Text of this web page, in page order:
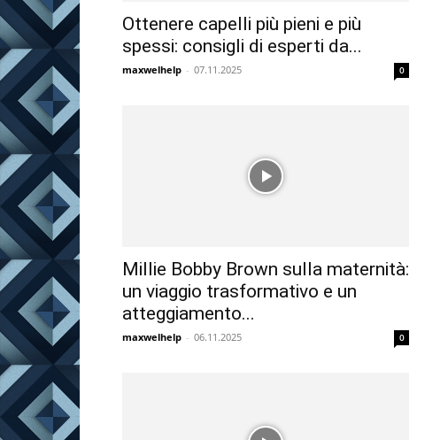
Ottenere capelli più pieni e più
spessi: consigli di esperti da...
maxwelhelp - 07.11.2025 0
Millie Bobby Brown sulla maternità:
un viaggio trasformativo e un
atteggiamento...
maxwelhelp - 06.11.2025 0